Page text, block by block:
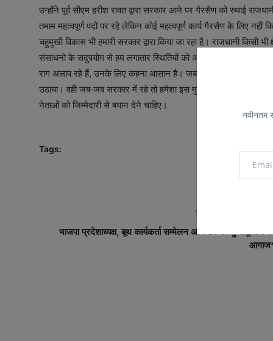
नवीनतम
उन्होंने पूर्व सीएम हरीश रावत द्वारा सरकार आने पर गैरसैण को स्थाई
तमाम महत्वपूर्ण पदों पर रहे लेकिन कोई महत्वपूर्ण कार्य गैरसैण के लिए
चहुमुखी विकास भी हमारी सरकार द्वारा किया जा रहा है। राजधानी
संसाधनो के सदुपयोग से हम लगातार स्थितियों को अनुकूल बनाने में जुटे हैं।
राग अलाप रहे हैं, उनके लिए कहना आसान है। जबकि सच यह है कि उन्होंने
उठाया। वही जब-जब सरकार में रहे तो हमेशा इस मुद्दे को भूले रहे और ठंडे
नेताओं को जिम्मेदारी से बयान देने चाहिए।
Tags:
भाजपा प्रदेशाध्यक्ष, बूथ कार्यकर्ता सम्मेलन अभियान का कुमायूं से